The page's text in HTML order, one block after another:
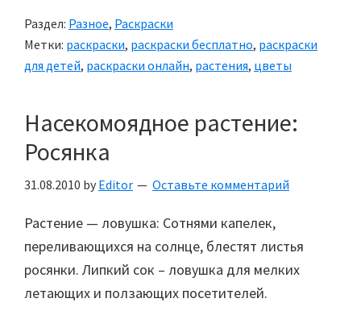
Раздел: Разное, Раскраски
Метки: раскраски, раскраски бесплатно, раскраски
для детей, раскраски онлайн, растения, цветы
Насекомоядное растение:
Росянка
31.08.2010 by Editor Оставьте комментарий
Растение — ловушка: Сотнями капелек,
переливающихся на солнце, блестят листья
росянки. Липкий сок – ловушка для мелких
летающих и ползающих посетителей.